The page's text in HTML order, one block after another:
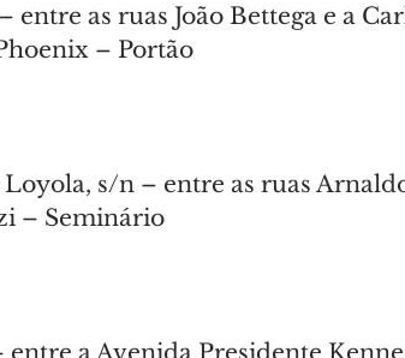
entre as ruas João Bettega e a
– Portão
s/n – entre as ruas
– Seminário